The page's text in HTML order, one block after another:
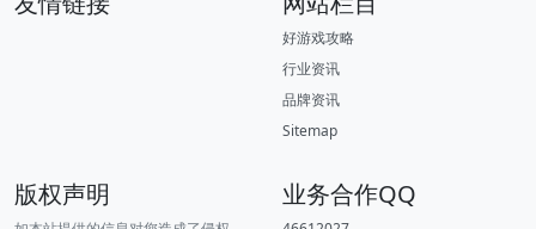
好游戏攻略
行业资讯
品牌资讯
Sitemap
版权声明 业务合作QQ